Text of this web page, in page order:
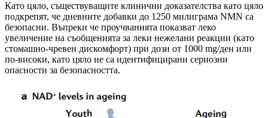
Като цяло, съществуващите клинични доказателства като цяло
подкрепят, че дневните добавки до 1250 милиграма NMN са
безопасни. Въпреки че проучванията показват леко
увеличение на съобщенията за леки нежелани реакции (като
стомашно-чревен дискомфорт) при дози от 1000 mg/ден или
по-високи, като цяло не са идентифицирани сериозни
опасности за безопасността.